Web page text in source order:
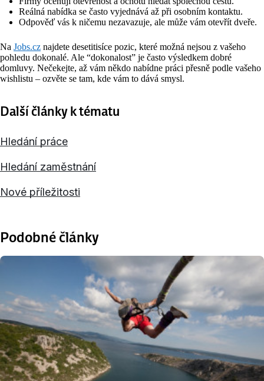
Reálná nabídka se často vyjednává až při osobním kontaktu.
Odpověď vás k ničemu nezavazuje, ale může vám otevřít dveře.
Na Jobs.cz najdete desetitisíce pozic, které možná nejsou z vašeho
pohledu dokonalé. Ale “dokonalost” je často výsledkem dobré
domluvy. Nečekejte, až vám někdo nabídne práci přesně podle vašeho
wishlistu – ozvěte se tam, kde vám to dává smysl.
Další články k tématu
Hledání práce
Hledání zaměstnání
Nové příležitosti
Podobné články